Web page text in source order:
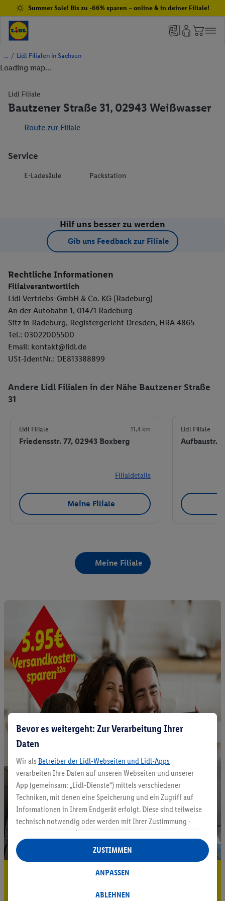
Summer Sale! Bis zu -66% sparen – online & in deiner Filiale!
/ Lidl Filialen in Sachsen
Loading map...
Lidl Filiale
Bautzener Straße 31, 02943 Weißwasser
Route zur Filiale
Service
E-Ladesäule Packstation
Hilf uns besser zu werden
Gib uns Feedback zur Filiale
Rechtliche Informationen
Filialverantwortlich
Lidl Vertriebs-GmbH & Co. KG (Radeburg)
An der Autobahn 1, 01471 Radeburg
Sitz in Radeburg, Registergericht Dresden, HRA 4865
Tel.: 03022005500
Email: kontakt@lidl.de
USt-IdentNr.: DE813388899
Andere Lidl Filialen in der Nähe Bautzener Straße
31
Lidl Filiale 11,4 km
Friedensstr. 77, 02943 Boxberg
Filialdetails
Meine Filiale
Lidl Filiale
Aufbaustr.
Meine Filiale
5.95 € Versand sparen³²ᵃ
Jetzt zum Newsletter anmelden
Bevor es weitergeht: Zur Verarbeitung Ihrer
Daten
Wir als Betreiber der Lidl-Webseiten und Lidl-Apps
verarbeiten Ihre Daten auf unseren Webseiten und unserer
App (gemeinsam: „Lidl-Dienste“) mittels verschiedener
Techniken, mit denen eine Speicherung und ein Zugriff auf
Informationen in Ihrem Endgerät erfolgt. Diese sind teilweise
technisch notwendig oder werden mit Ihrer Zustimmung -
auch durch Partner (u.a.
Verantwortliche; im Zusammenhang mit dem IAB TCF
insgesamt
Statistik-Erstellung oder für personalisierte Werbung
Datenverarbeitungen für personalisierte Werbung werden
ABLEHNEN
ANPASSEN
ZUSTIMMEN